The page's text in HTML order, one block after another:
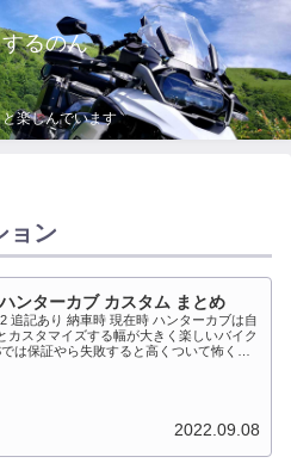
るのん
楽しんでいます
ョン
ンターカブ カスタム まとめ
追記あり 納車時 現在時 ハンターカブは自
カスタマイズする幅が大きく楽しいバイク
は保証やら失敗すると高くついて怖くて
2022.09.08